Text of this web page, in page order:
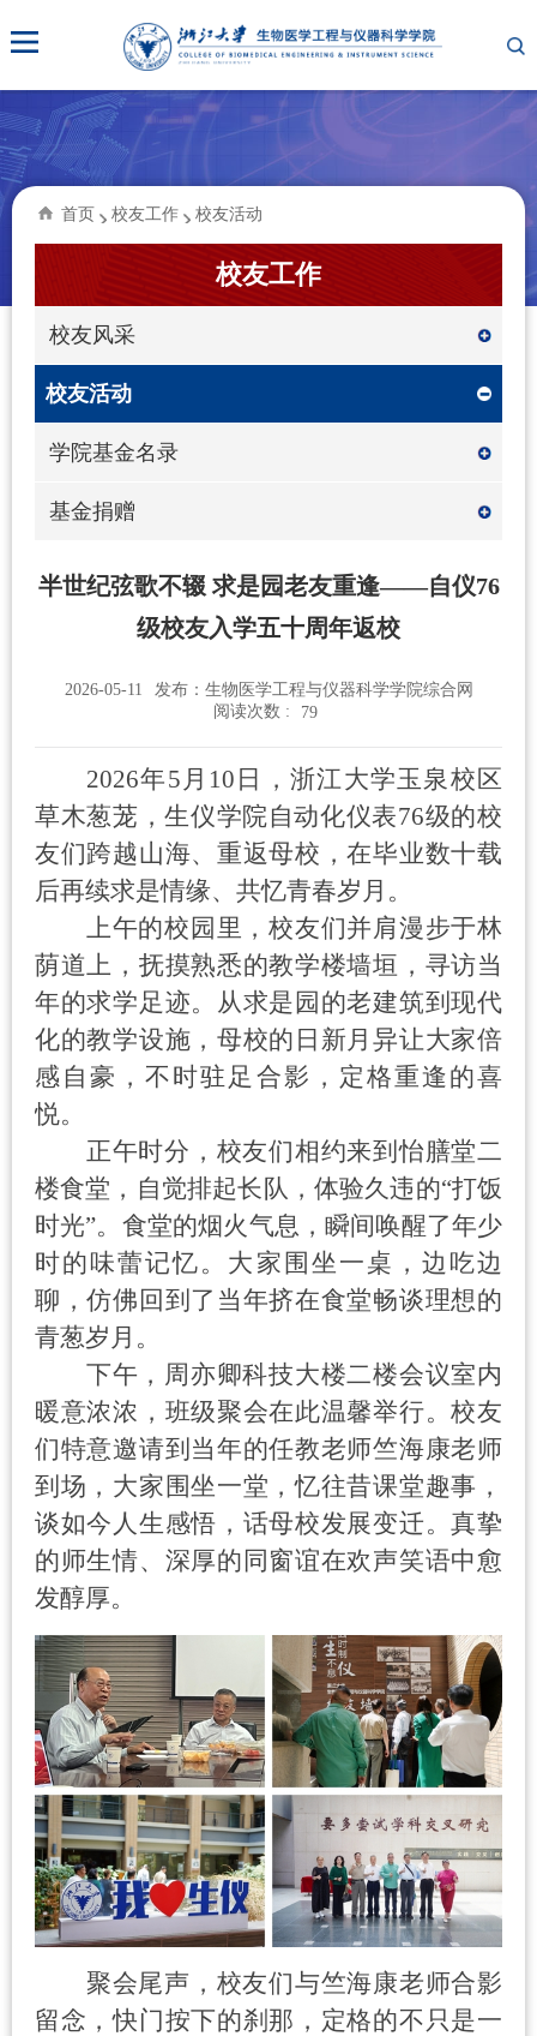
首页 校友工作 校友活动
校友工作
校友风采
校友活动
学院基金名录
基金捐赠
半世纪弦歌不辍 求是园老友重逢——自仪76
级校友入学五十周年返校
2026-05-11
发布：生物医学工程与仪器科学学院综合网
阅读次数 :
79
2026年5 月 10 日，浙江大学玉泉校区
草木葱茏，生仪学院自动化仪表76级的校
友们跨越山海、重返母校，在毕业数十载
后再续求是情缘、共忆青春岁月。
上午的校园里，校友们并肩漫步于林
荫道上，抚摸熟悉的教学楼墙垣，寻访当
年的求学足迹。从求是园的老建筑到现代
化的教学设施，母校的日新月异让大家倍
感自豪，不时驻足合影，定格重逢的喜
悦。
正午时分，校友们相约来到怡膳堂二
楼食堂，自觉排起长队，体验久违的“打饭
时光”。食堂的烟火气息，瞬间唤醒了年少
时的味蕾记忆。大家围坐一桌，边吃边
聊，仿佛回到了当年挤在食堂畅谈理想的
青葱岁月。
下午，周亦卿科技大楼二楼会议室内
暖意浓浓，班级聚会在此温馨举行。校友
们特意邀请到当年的任教老师竺海康老师
到场，大家围坐一堂，忆往昔课堂趣事，
谈如今人生感悟，话母校发展变迁。真挚
的师生情、深厚的同窗谊在欢声笑语中愈
发醇厚。
聚会尾声，校友们与竺海康老师合影
留念，快门按下的刹那，定格的不只是一